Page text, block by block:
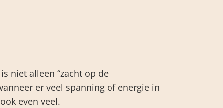
niet alleen “zacht op de
er veel spanning of energie in
even veel.